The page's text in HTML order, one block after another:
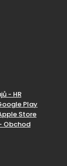
- HR
Play
Store
Obchod